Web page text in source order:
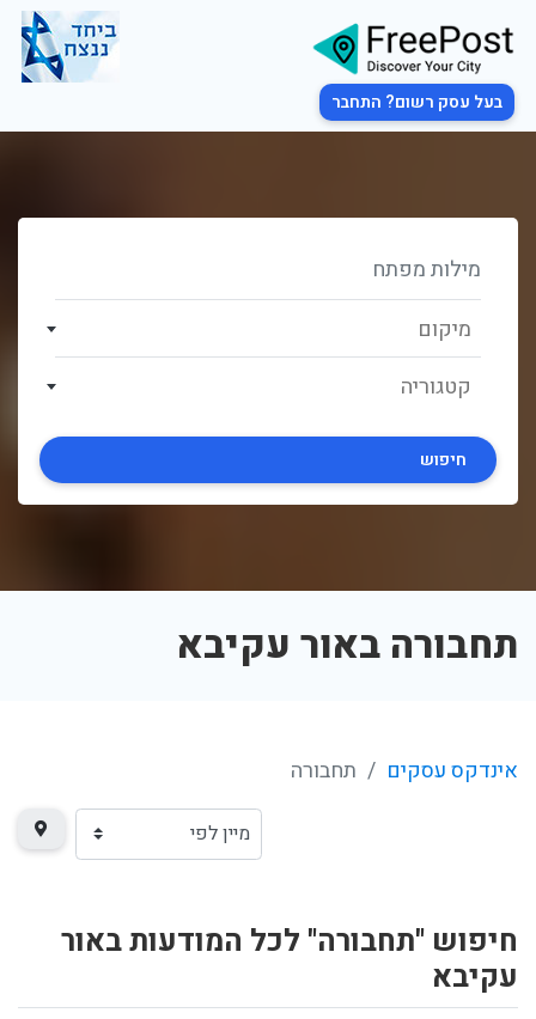
בעל עסק רשום? התחבר
מיקום
קטגוריה
חיפוש
תחבורה באור עקיבא
אינדקס עסקים תחבורה
חיפוש "תחבורה" לכל המודעות באור
עקיבא